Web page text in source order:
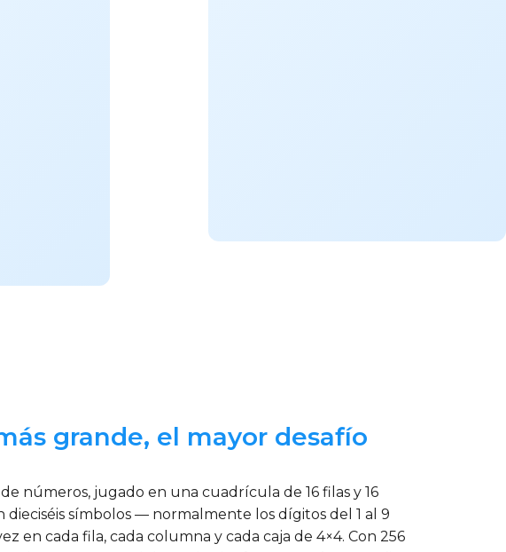
grande, el mayor desafío
números, jugado en una cuadrícula de 16 filas y 16
dieciséis símbolos — normalmente los dígitos del 1 al 9
en cada fila, cada columna y cada caja de 4×4. Con 256